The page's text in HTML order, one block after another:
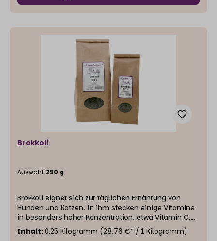
Brokkoli
Auswahl: 250 g
Brokkoli eignet sich zur täglichen Ernährung von
Hunden und Katzen. In ihm stecken einige Vitamine
in besonders hoher Konzentration, etwa Vitamin C,
Vitamin K oder auch Betacarotin. Auch im Hinblick
auf die Mineralstoffe ist der Brokkoli deutlich besser
Inhalt:0.25 Kilogramm (28,76 €* / 1 Kilogramm)